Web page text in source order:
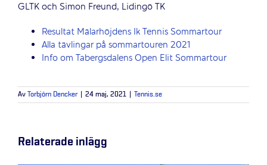
GLTK och Simon Freund, Lidingö TK
Resultat Mälarhöjdens Ik Tennis Sommartour
Alla tävlingar på sommartouren 2021
Info om Tabergsdalens Open Elit Sommartour
Av Torbjörn Dencker 24 maj, 2021 Tennis.se
Relaterade inlägg